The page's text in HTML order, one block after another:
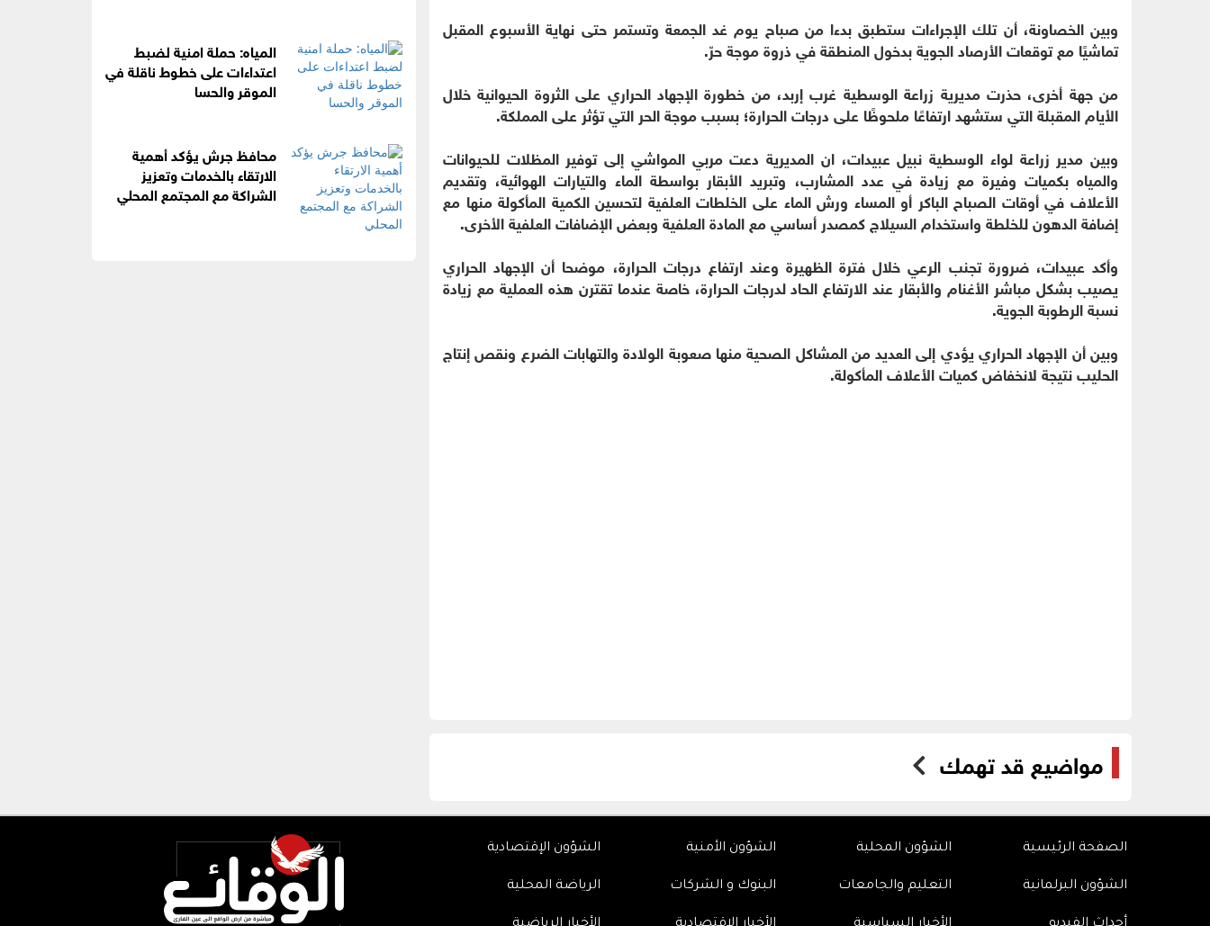
وبين الخصاونة، أن تلك الإجراءات ستطبق بدءا من صباح يوم غد الجمعة وتستمر حتى نهاية الأسبوع المقبل
تماشيًا مع توقعات الأرصاد الجوية بدخول المنطقة في ذروة موجة حرّ.
من جهة أخرى، حذرت مديرية زراعة الوسطية غرب إربد، من خطورة الإجهاد الحراري على الثروة الحيوانية خلال
الأيام المقبلة التي ستشهد ارتفاعًا ملحوظًا على درجات الحرارة؛ بسبب موجة الحر التي تؤثر على المملكة.
وبين مدير زراعة لواء الوسطية نبيل عبيدات، ان المديرية دعت مربي المواشي إلى توفير المظلات للحيوانات
والمياه بكميات وفيرة مع زيادة في عدد المشارب، وتبريد الأبقار بواسطة الماء والتيارات الهوائية، وتقديم
الأعلاف في أوقات الصباح الباكر أو المساء ورش الماء على الخلطات العلفية لتحسين الكمية المأكولة منها مع
إضافة الدهون للخلطة واستخدام السيلاج كمصدر أساسي مع المادة العلفية وبعض الإضافات العلفية الأخرى.
وأكد عبيدات، ضرورة تجنب الرعي خلال فترة الظهيرة وعند ارتفاع درجات الحرارة، موضحا أن الإجهاد الحراري
يصيب بشكل مباشر الأغنام والأبقار عند الارتفاع الحاد لدرجات الحرارة، خاصة عندما تقترن هذه العملية مع زيادة
نسبة الرطوبة الجوية.
وبين أن الإجهاد الحراري يؤدي إلى العديد من المشاكل الصحية منها صعوبة الولادة والتهابات الضرع ونقص إنتاج
الحليب نتيجة لانخفاض كميات الأعلاف المأكولة.
مواضيع قد تهمك
المياه: حملة امنية لضبط
اعتداءات على خطوط ناقلة في
الموقر والحسا
محافظ جرش يؤكد أهمية
الارتقاء بالخدمات وتعزيز
الشراكة مع المجتمع المحلي
الصفحة الرئيسية الشؤون المحلية الشؤون الأمنية الشؤون الإقتصادية
الشؤون البرلمانية التعليم والجامعات البنوك و الشركات الرياضة المحلية